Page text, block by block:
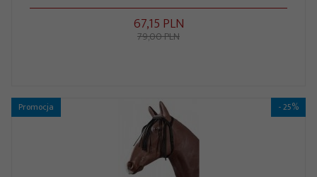
67,15 PLN
79,00 PLN
Promocja - 25%